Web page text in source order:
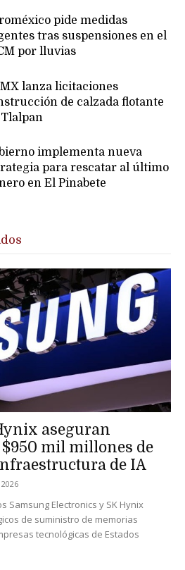
pide medidas
tras suspensiones en el
por lluvias
lanza licitaciones
de calzada flotante
implementa nueva
para rescatar al último
en El Pinabete
aseguran
mil millones de
de IA
Samsung Electronics y SK Hynix
de suministro de memorias
tecnológicas de Estados